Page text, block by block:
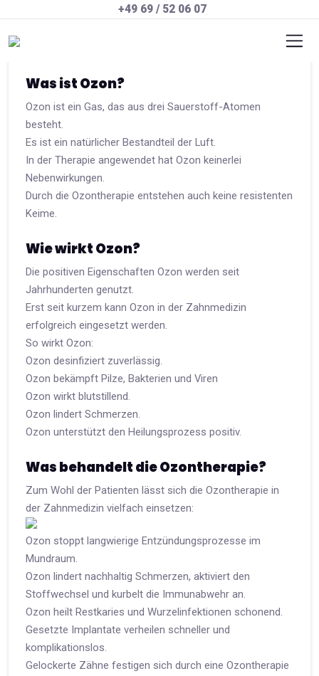
+49 69 / 52 06 07
Vorteile der Ozontherapie mit
Was ist Ozon?
Ozon ist ein Gas, das aus drei Sauerstoff-Atomen
besteht.
Es ist ein natürlicher Bestandteil der Luft.
In der Therapie angewendet hat Ozon keinerlei
Nebenwirkungen.
Durch die Ozontherapie entstehen auch keine resistenten
Keime.
Wie wirkt Ozon?
Die positiven Eigenschaften Ozon werden seit
Jahrhunderten genutzt.
Erst seit kurzem kann Ozon in der Zahnmedizin
erfolgreich eingesetzt werden.
So wirkt Ozon:
Ozon desinfiziert zuverlässig.
Ozon bekämpft Pilze, Bakterien und Viren
Ozon wirkt blutstillend.
Ozon lindert Schmerzen.
Ozon unterstützt den Heilungsprozess positiv.
Was behandelt die Ozontherapie?
Zum Wohl der Patienten lässt sich die Ozontherapie in
der Zahnmedizin vielfach einsetzen:
Ozon stoppt langwierige Entzündungsprozesse im
Mundraum.
Ozon lindert nachhaltig Schmerzen, aktiviert den
Stoffwechsel und kurbelt die Immunabwehr an.
Ozon heilt Restkaries und Wurzelinfektionen schonend.
Gesetzte Implantate verheilen schneller und
komplikationslos.
Gelockerte Zähne festigen sich durch eine Ozontherapie